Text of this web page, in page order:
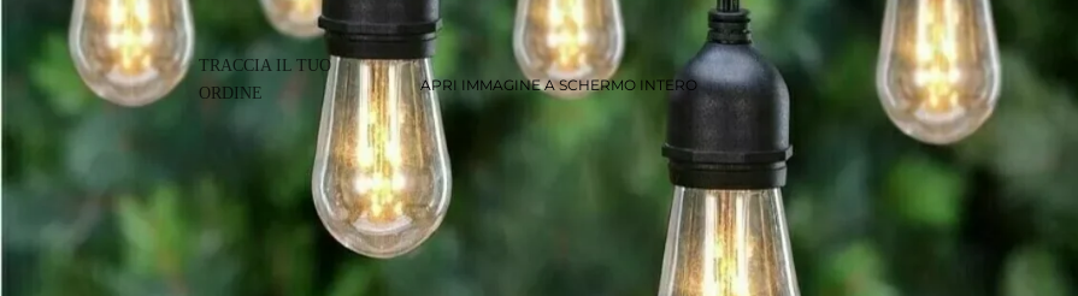
TRACCIA IL TUO
ORDINE
APRI IMMAGINE A SCHERMO INTERO